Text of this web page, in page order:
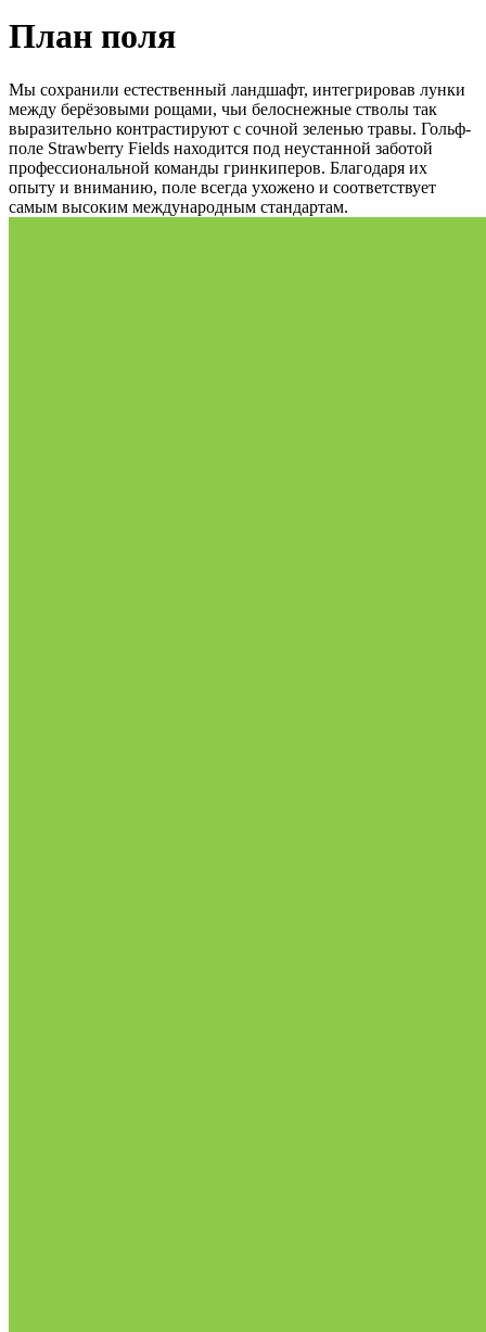
План поля
Мы сохранили естественный ландшафт, интегрировав лунки
между берёзовыми рощами, чьи белоснежные стволы так
выразительно контрастируют с сочной зеленью травы. Гольф-
поле Strawberry Fields находится под неустанной заботой
профессиональной команды гринкиперов. Благодаря их
опыту и вниманию, поле всегда ухожено и соответствует
самым высоким международным стандартам.